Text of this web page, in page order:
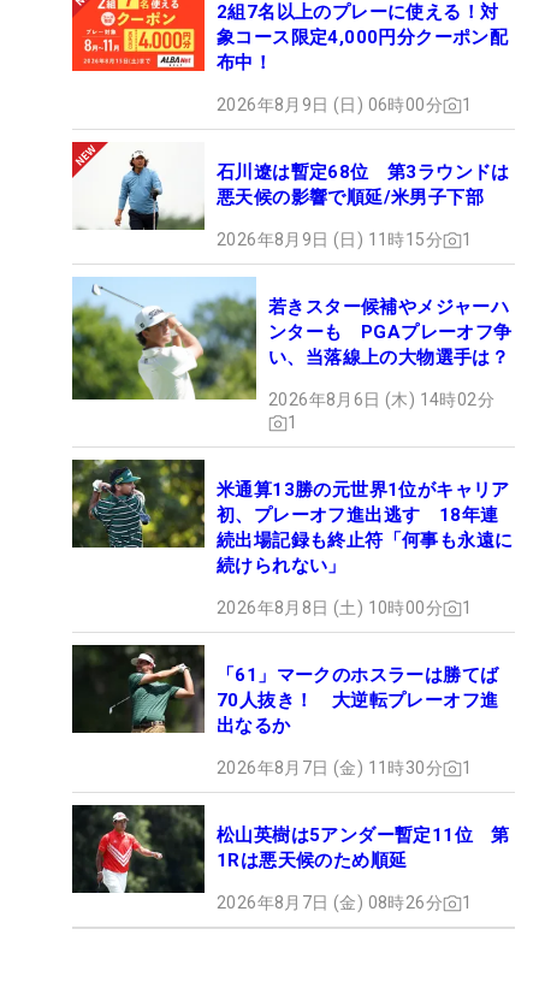
2組7名以上のプレーに使える！対
象コース限定4,000円分クーポン配
布中！
2026年8月9日 (日) 06時00分 1
石川遼は暫定68位 第3ラウンドは
悪天候の影響で順延/米男子下部
2026年8月9日 (日) 11時15分 1
若きスター候補やメジャーハ
ンターも PGAプレーオフ争
い、当落線上の大物選手は？
2026年8月6日 (木) 14時02分
1
米通算13勝の元世界1位がキャリア
初、プレーオフ進出逃す 18年連
続出場記録も終止符「何事も永遠に
続けられない」
2026年8月8日 (土) 10時00分 1
「61」マークのホスラーは勝てば
70人抜き！ 大逆転プレーオフ進
出なるか
2026年8月7日 (金) 11時30分 1
松山英樹は5アンダー暫定11位 第
1Rは悪天候のため順延
2026年8月7日 (金) 08時26分 1